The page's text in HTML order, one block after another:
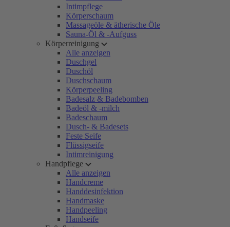
Intimpflege
Körperschaum
Massageöle & ätherische Öle
Sauna-Öl & -Aufguss
Körperreinigung
Alle anzeigen
Duschgel
Duschöl
Duschschaum
Körperpeeling
Badesalz & Badebomben
Badeöl & -milch
Badeschaum
Dusch- & Badesets
Feste Seife
Flüssigseife
Intimreinigung
Handpflege
Alle anzeigen
Handcreme
Handdesinfektion
Handmaske
Handpeeling
Handseife